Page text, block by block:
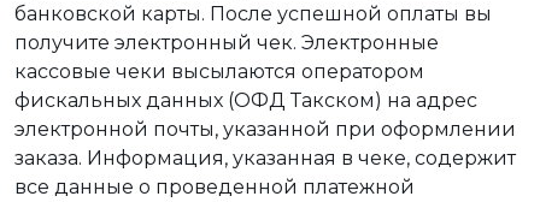
банковской карты. После успешной оплаты вы
получите электронный чек. Электронные
кассовые чеки высылаются оператором
фискальных данных (ОФД Такском) на адрес
электронной почты, указанной при оформлении
заказа. Информация, указанная в чеке, содержит
все данные о проведенной платежной